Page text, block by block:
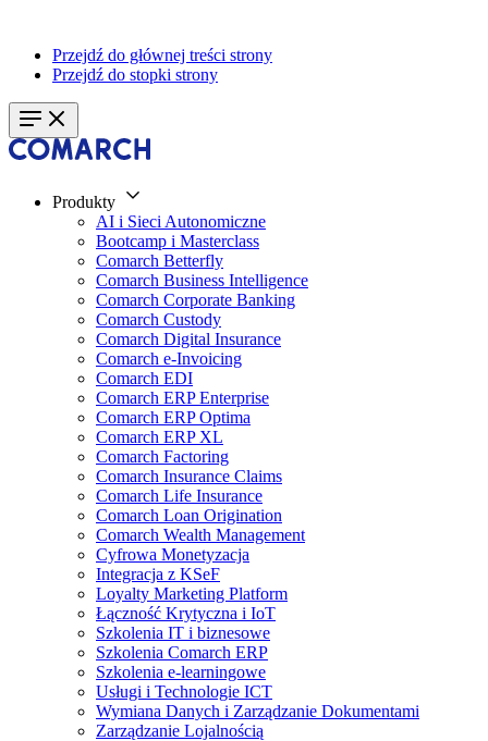
Przejdź do głównej treści strony
Przejdź do stopki strony
Produkty
AI i Sieci Autonomiczne
Bootcamp i Masterclass
Comarch Betterfly
Comarch Business Intelligence
Comarch Corporate Banking
Comarch Custody
Comarch Digital Insurance
Comarch e-Invoicing
Comarch EDI
Comarch ERP Enterprise
Comarch ERP Optima
Comarch ERP XL
Comarch Factoring
Comarch Insurance Claims
Comarch Life Insurance
Comarch Loan Origination
Comarch Wealth Management
Cyfrowa Monetyzacja
Integracja z KSeF
Loyalty Marketing Platform
Łączność Krytyczna i IoT
Szkolenia IT i biznesowe
Szkolenia Comarch ERP
Szkolenia e-learningowe
Usługi i Technologie ICT
Wymiana Danych i Zarządzanie Dokumentami
Zarządzanie Lojalnością